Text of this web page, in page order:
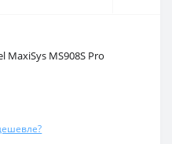
MaxiSys MS908S Pro